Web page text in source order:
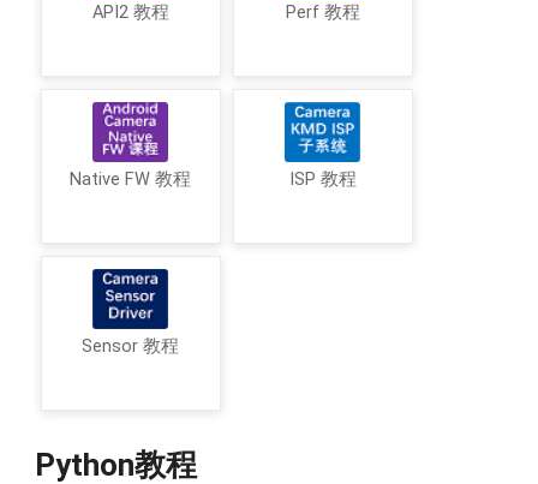
API2 教程 Perf 教程
Native FW 教程 ISP 教程
Sensor 教程
Python教程